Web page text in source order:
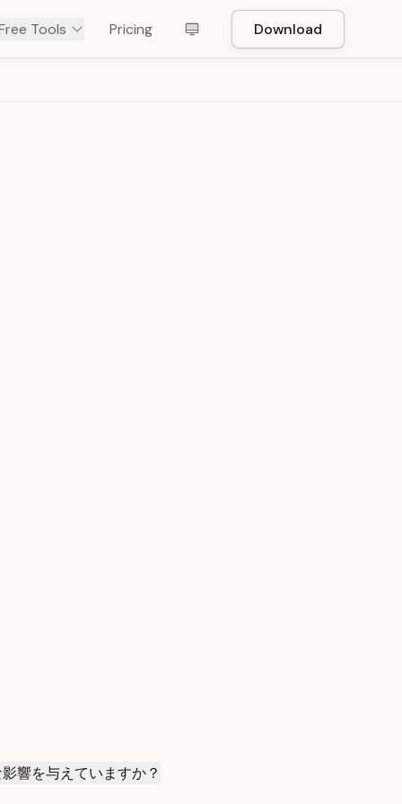
Tools Pricing Download
響を与えていますか？